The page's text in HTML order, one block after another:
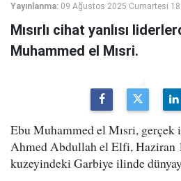
Yayınlanma: 09 Ağustos 2025 Cumartesi
Mısırlı cihat yanlısı
Muhammed el Mısri.
Ebu Muhammed el Mısri,
Ahmed Abdullah el Elfi, Haziran
kuzeyindeki Garbiye ilinde